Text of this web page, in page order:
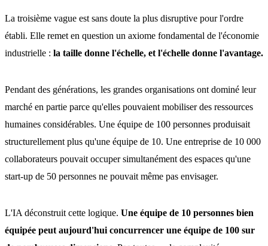
La troisième vague est sans doute la plus disruptive pour l'ordre
établi. Elle remet en question un axiome fondamental de l'économie
industrielle : la taille donne l'échelle, et l'échelle donne l'avantage.
Pendant des générations, les grandes organisations ont dominé leur
marché en partie parce qu'elles pouvaient mobiliser des ressources
humaines considérables. Une équipe de 100 personnes produisait
structurellement plus qu'une équipe de 10. Une entreprise de 10 000
collaborateurs pouvait occuper simultanément des espaces qu'une
start-up de 50 personnes ne pouvait même pas envisager.
L'IA déconstruit cette logique. Une équipe de 10 personnes bien
équipée peut aujourd'hui concurrencer une équipe de 100 sur